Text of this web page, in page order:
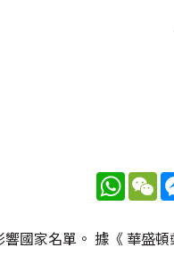
國家名單。 據《 華盛